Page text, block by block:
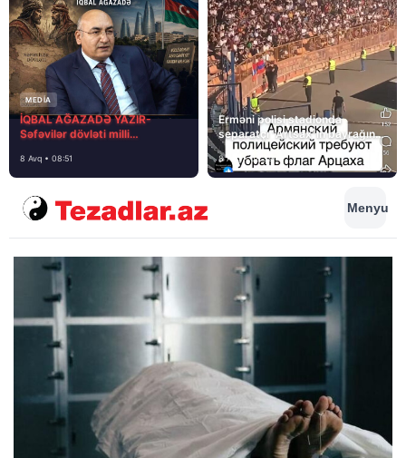
MEDİA
İQBAL AĞAZADƏ YAZIR-
Səfəvilər dövləti milli
8 Avq • 08:51
Erməni polisi stadionda
separatçı “Artsax”ın bayrağını
müsadirə etdi və…
8 Avq • 08:39
Menyu